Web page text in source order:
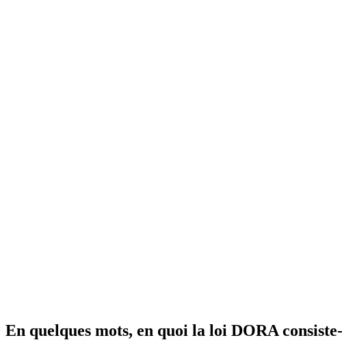
En quelques mots, en quoi la loi DORA